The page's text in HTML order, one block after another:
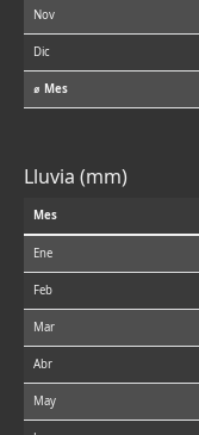
Nov
Dic
⌀ Mes
Lluvia (mm)
Mes
Ene
Feb
Mar
Abr
May